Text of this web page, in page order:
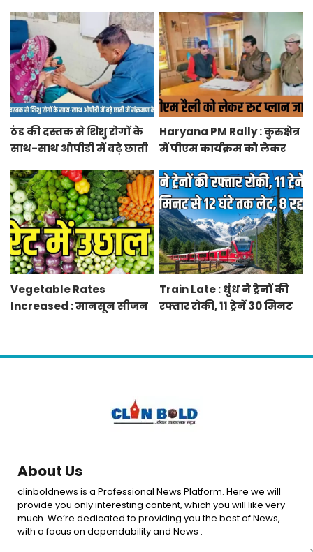
अंगूठा
विद्यालय
ठंड की दस्तक से शिशु रोगों के
साथ-साथ ओपीडी में बढ़े छाती
Haryana PM Rally : कुरुक्षेत्र
में पीएम कार्यक्रम को लेकर
Vegetable Rates
Increased : मानसून सीजन
Train Late : धुंध ने ट्रेनों की
रफ्तार रोकी, 11 ट्रेनें 30 मिनट
About Us
clinboldnews is a Professional News Platform. Here we will
provide you only interesting content, which you will like very
much. We’re dedicated to providing you the best of News,
with a focus on dependability and News .